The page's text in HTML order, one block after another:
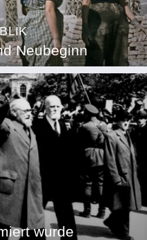
Neubeginn
wurde